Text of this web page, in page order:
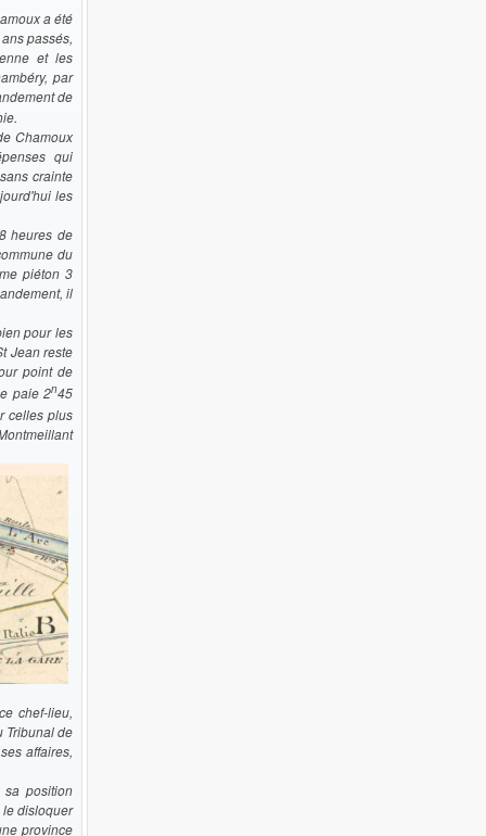
a été
passés,
et les
par
de
Chamoux
qui
crainte
les
heures de
du
piéton 3
il
pour les
Jean reste
point de
paie 2n45
celles plus
chef-lieu,
Tribunal de
affaires,
position
disloquer
province